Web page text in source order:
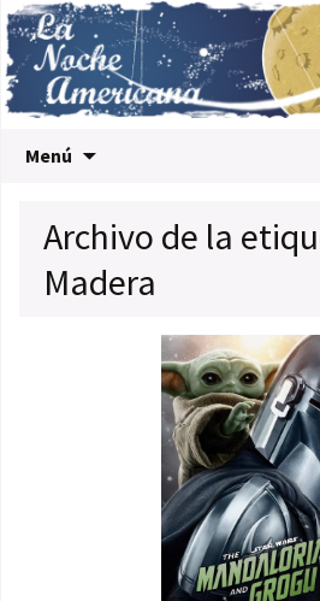
Menú
Archivo de la
Madera